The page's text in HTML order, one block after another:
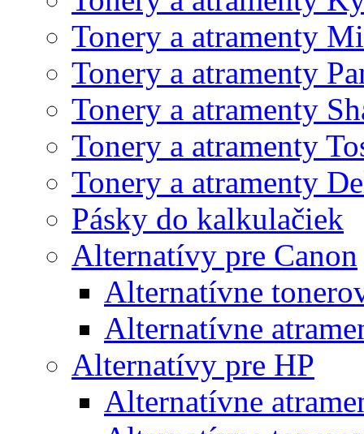
Tonery a atramenty
Tonery a atramenty
Tonery a atramenty
Tonery a atramenty
Tonery a atramenty
Pásky do kalkulačiek
Alternatívy pre Canon
Alternatívne
Alternatívne
Alternatívy pre HP
Alternatívne